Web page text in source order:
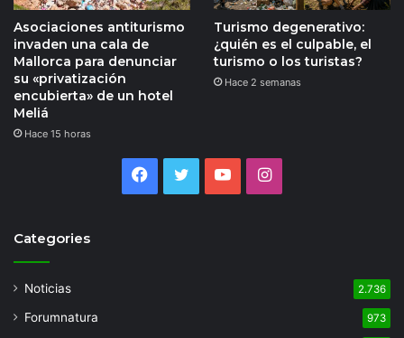
Asociaciones antiturismo
invaden una cala de
Mallorca para denunciar
su «privatización
encubierta» de un hotel
Meliá
Hace 15 horas
Turismo degenerativo:
¿quién es el culpable, el
turismo o los turistas?
Hace 2 semanas
Facebook
TwitterYouTubeInstagram
Categories
Noticias 2.736
Forumnatura 973